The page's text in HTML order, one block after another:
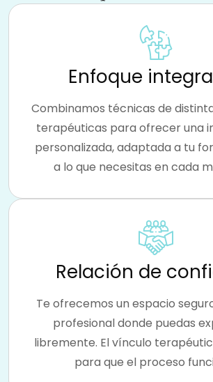
Enfoque
Combinamos técnicas de
terapéuticas para ofrecer una
personalizada, adaptada a tu
a lo que necesitas en cada
Relación de
Te ofrecemos un espacio
profesional donde puedas
libremente. El vínculo
para que el proceso